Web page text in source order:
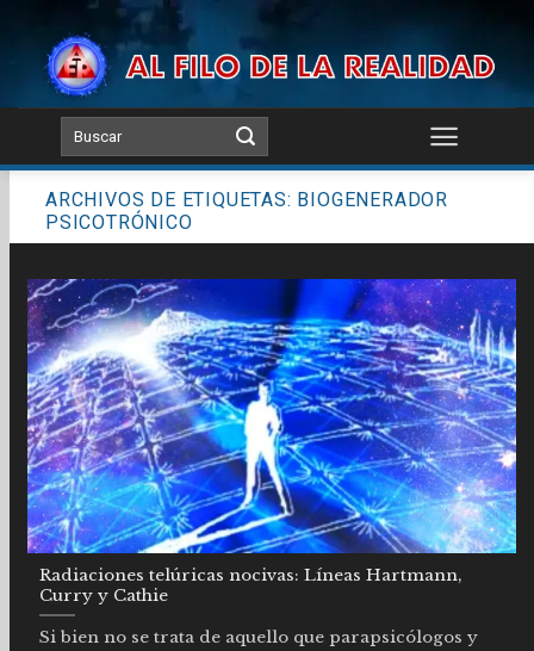
content
ARCHIVOS DE ETIQUETAS: BIOGENERADOR
PSICOTRÓNICO
Radiaciones telúricas nocivas: Líneas Hartmann,
Curry y Cathie
Si bien no se trata de aquello que parapsicólogos y